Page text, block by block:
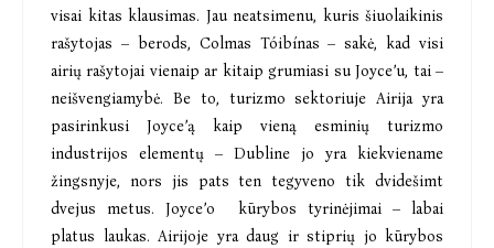
visai kitas klausimas. Jau neatsimenu, kuris šiuolaikinis
rašytojas – berods, Colmas Tóibínas – sakė, kad visi
airių rašytojai vienaip ar kitaip grumiasi su Joyce’u, tai –
neišvengiamybė. Be to, turizmo sektoriuje Airija yra
pasirinkusi Joyce’ą kaip vieną esminių turizmo
industrijos elementų – Dubline jo yra kiekviename
žingsnyje, nors jis pats ten tegyveno tik dvidešimt
dvejus metus. Joyce’o kūrybos tyrinėjimai – labai
platus laukas. Airijoje yra daug ir stiprių jo kūrybos